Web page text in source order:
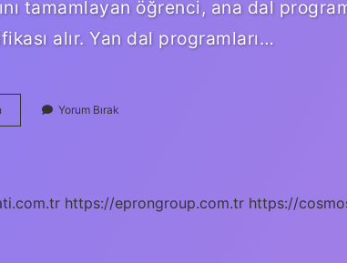
tamamlayan öğrenci, ana dal
alır. Yan dal programları…
Dal
Yorum Bırak
https://eprongroup.com.tr https://